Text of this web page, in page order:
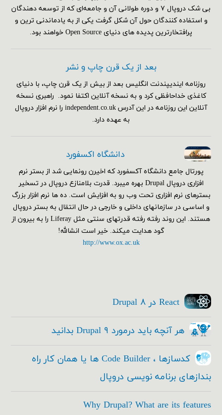
بی شک دروپال ۷ و دوره طولانی آن و جامعه‌ای که از توسعه دهندگان
و استفاده کنندگان حول آن شکل گرفت یکی از به یادماندنی ترین و
پرافتخارترین پدیده های دنیای Open Source خواهند بود.
بعد از یک قرن چاپ و نشر
روزنامه ایندیپندنت انگلیس بعد از بیش از یک قرن چاپ، با دنیای
کاغذی خداحافظی کرد و به نسخه آنلاین اکتفا نمود. راهبری نسخه
آنلاین این روزنامه در این آدرس independent.co.uk را نرم افزار دروپال
به عهده دارد.
دانشگاه اکسفورد
پورتال جامع دانشگاه آکسفورد که اخیرن رونمایی شد از بستر نرم
افزاری دروپال Drupal بهره میبرد. قدرت بلامنازع دروپال در تسخیر
بسترهای نرم افزاری تحت وب رو به افزایش است. ده ها نرم افزار بزرگ
و اساسی در سازمانهای داخلی و خارجی در حال انتقال به بستر دروپال
هستند. این روند رفته رفته قدرتهای سنتی مثل Liferay را به بیرون از
گود هدایت میکند. خیر است انشالله!
http://www.ox.ac.uk
React در Drupal ۸
هر آنچه باید درمورد Drupal ۹ بدانید
کدسازها ، Code Builder ها یا همان کار راه
بندازهای برنامه نویسی دروپال
Why Drupal? What are its features